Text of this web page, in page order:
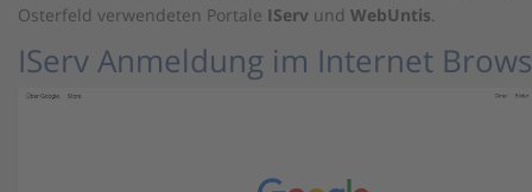
Osterfeld verwendeten Portale IServ und WebUntis.
IServ Anmeldung im Internet